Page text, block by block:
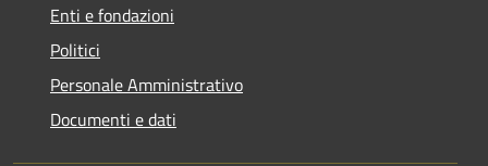
Enti e fondazioni
Politici
Personale Amministrativo
Documenti e dati